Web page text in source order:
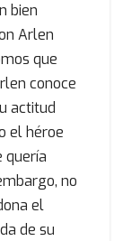
bien
Arlen
que
conoce
actitud
el héroe
quería
no
el
de su